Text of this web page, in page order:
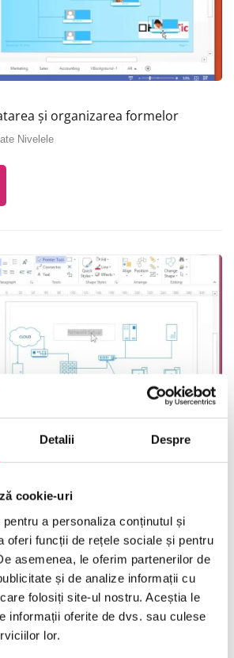
Detalii Despre
cookie-uri
a personaliza conținutul și
oferi funcții de rețele sociale și pentru
asemenea, le oferim partenerilor de
și de analize informații cu
folosiți site-ul nostru. Aceștia le
informații oferite de dvs. sau culese
lor.
și organizarea formelor
Nivelele
și formatarea textului
Nivelele